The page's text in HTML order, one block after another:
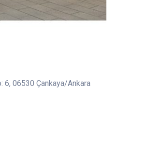
6, 06530 Çankaya/Ankara